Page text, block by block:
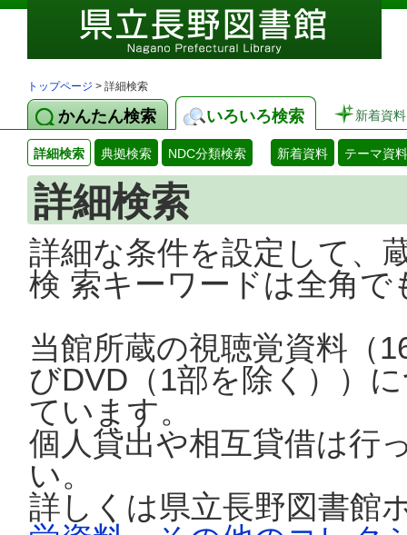
トップページ > 詳細検索
かんたん検索 いろいろ検索 新着資料
詳細検索 典拠検索 NDC分類検索 新着資料 テーマ資料
詳細検索
詳細な条件を設定して、
検 索キーワードは全角
当館所蔵の視聴覚資料（
びDVD（1部を除く））
ています。
個人貸出や相互貸借は行
い。
詳しくは県立長野図書館